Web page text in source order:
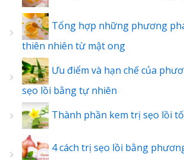
Tổng hợp những phương
thiên nhiên từ mật ong
Ưu điểm và hạn chế của
sẹo lồi bằng tự nhiên
Thành phần kem trị sẹo lồi
4 cách trị sẹo lồi bằng